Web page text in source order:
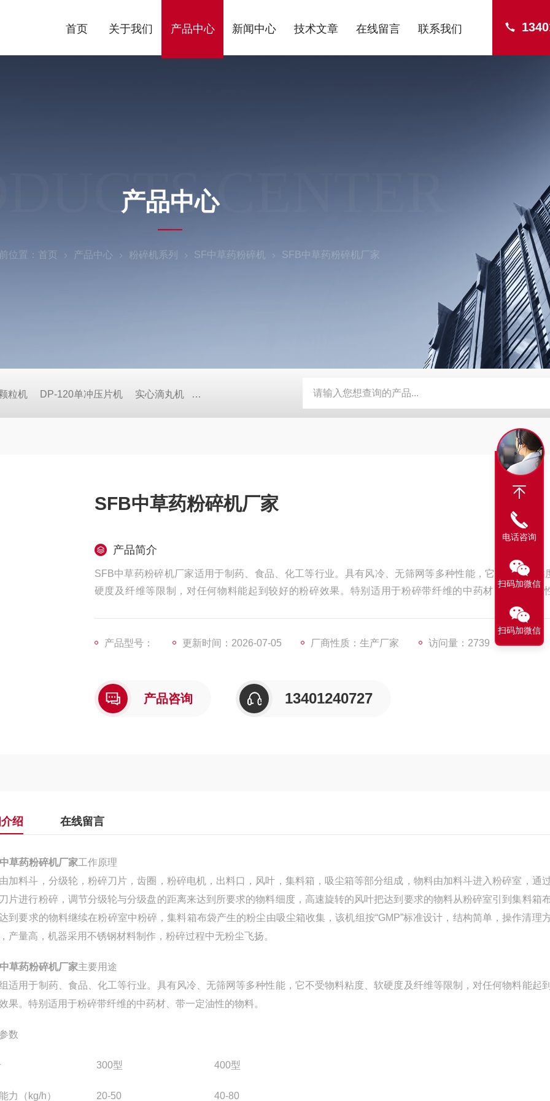
首页 关于我们 产品中心 新闻中心 技术文章 在线留言 联系我们
CENTER
产品中心
位置： 首页 产品中心 粉碎机系列 SF中草药粉碎机 SFB中草药粉碎机厂家
粒机 DP-120单冲压片机 实心滴丸机 BY荸荠式糖衣机 BY-800\BY-1000八角糖衣机 DW-1滴丸机
SFB中草药粉碎机厂家
产品简介
SFB中草药粉碎机厂家适用于制药、食品、化工等行业。具有风冷、无筛网等多种性能，它不受物料粘
硬度及纤维等限制，对任何物料能起到较好的粉碎效果。特别适用于粉碎带纤维的中药材、带一定油
产品型号： 更新时间：2026-07-05 厂商性质：生产厂家 访问量：2739
产品咨询 13401240727
绍 在线留言
草药粉碎机厂家工作原理
加料斗，分级轮，粉碎刀片，齿圈，粉碎电机，出料口，风叶，集料箱，吸尘箱等部分组成，物料由加料斗进入粉碎室，通
片进行粉碎，调节分级轮与分级盘的距离来达到所要求的物料细度，高速旋转的风叶把达到要求的物料从粉碎室引到集料箱
到要求的物料继续在粉碎室中粉碎，集料箱布袋产生的粉尘由吸尘箱收集，该机组按“GMP”标准设计，结构简单，操作清理
产量高，机器采用不锈钢材料制作，粉碎过程中无粉尘飞扬。
草药粉碎机厂家主要用途
适用于制药、食品、化工等行业。具有风冷、无筛网等多种性能，它不受物料粘度、软硬度及纤维等限制，对任何物料能起
果。特别适用于粉碎带纤维的中药材、带一定油性的物料。
数
300型 400型
力（kg/h） 20-50 40-80
电话咨询
扫码加微信
扫码加微信